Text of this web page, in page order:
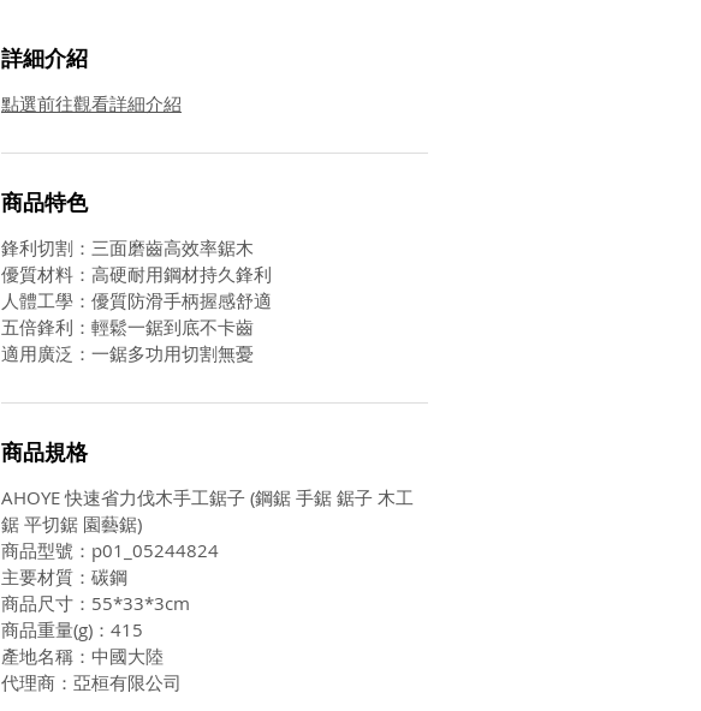
詳細介紹
點選前往觀看詳細介紹
商品特色
鋒利切割：三面磨齒高效率鋸木
優質材料：高硬耐用鋼材持久鋒利
人體工學：優質防滑手柄握感舒適
五倍鋒利：輕鬆一鋸到底不卡齒
適用廣泛：一鋸多功用切割無憂
商品規格
AHOYE 快速省力伐木手工鋸子 (鋼鋸 手鋸 鋸子 木工
鋸 平切鋸 園藝鋸)
商品型號：p01_05244824
主要材質：碳鋼
商品尺寸：55*33*3cm
商品重量(g)：415
產地名稱：中國大陸
代理商：亞桓有限公司